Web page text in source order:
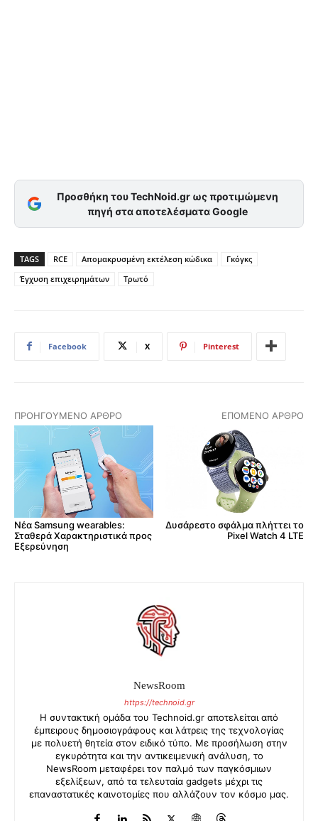
Προσθήκη του TechNoid.gr ως προτιμώμενη
πηγή στα αποτελέσματα Google
TAGS RCE Απομακρυσμένη εκτέλεση κώδικα
Γκόγκς
Έγχυση επιχειρημάτων
Τρωτό
Facebook X Pinterest
ΠΡΟΗΓΟΎΜΕΝΟ ΆΡΘΡΟ
Νέα Samsung wearables:
Σταθερά Χαρακτηριστικά προς
Εξερεύνηση
ΕΠΌΜΕΝΟ ΆΡΘΡΟ
Δυσάρεστο σφάλμα πλήττει το
Pixel Watch 4 LTE
NewsRoom
https://technoid.gr
Η συντακτική ομάδα του Technoid.gr αποτελείται από
έμπειρους δημοσιογράφους και λάτρεις της τεχνολογίας
με πολυετή θητεία στον ειδικό τύπο. Με προσήλωση στην
εγκυρότητα και την αντικειμενική ανάλυση, το
NewsRoom μεταφέρει τον παλμό των παγκόσμιων
εξελίξεων, από τα τελευταία gadgets μέχρι τις
επαναστατικές καινοτομίες που αλλάζουν τον κόσμο μας.